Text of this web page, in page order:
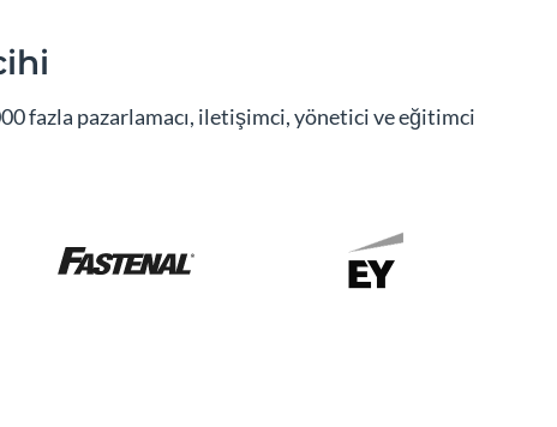
fazla pazarlamacı, iletişimci, yönetici ve eğitimci